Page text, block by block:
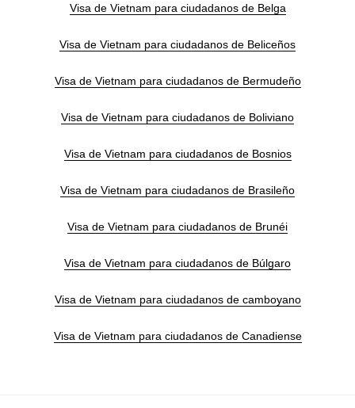
Visa de Vietnam para ciudadanos de Belga
Visa de Vietnam para ciudadanos de Beliceños
Visa de Vietnam para ciudadanos de Bermudeño
Visa de Vietnam para ciudadanos de Boliviano
Visa de Vietnam para ciudadanos de Bosnios
Visa de Vietnam para ciudadanos de Brasileño
Visa de Vietnam para ciudadanos de Brunéi
Visa de Vietnam para ciudadanos de Búlgaro
Visa de Vietnam para ciudadanos de camboyano
Visa de Vietnam para ciudadanos de Canadiense